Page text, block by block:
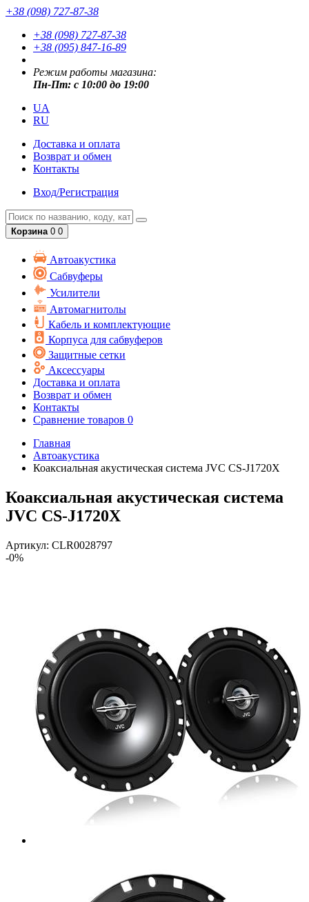
+38 (098) 727-87-38
+38 (098) 727-87-38
+38 (095) 847-16-89
Режим работы магазина:
Пн-Пт: с 10:00 до 19:00
UA
RU
Доставка и оплата
Возврат и обмен
Контакты
Вход/Регистрация
Корзина 0 0
Автоакустика
Сабвуферы
Усилители
Автомагнитолы
Кабель и комплектующие
Корпуса для сабвуферов
Защитные сетки
Аксессуары
Доставка и оплата
Возврат и обмен
Контакты
Сравнение товаров 0
Главная
Автоакустика
Коаксиальная акустическая система JVC CS-J1720X
Коаксиальная акустическая система
JVC CS-J1720X
Артикул: CLR0028797
-0%